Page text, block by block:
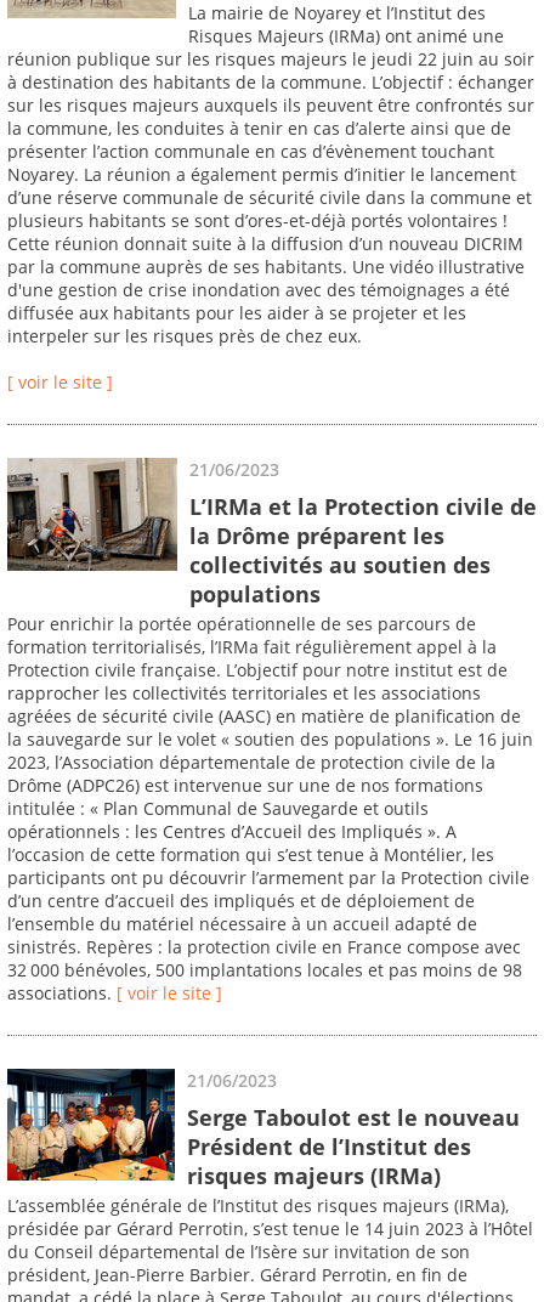
La mairie de Noyarey et l’Institut des
Risques Majeurs (IRMa) ont animé une
réunion publique sur les risques majeurs le jeudi 22 juin au soir
à destination des habitants de la commune. L’objectif : échanger
sur les risques majeurs auxquels ils peuvent être confrontés sur
la commune, les conduites à tenir en cas d’alerte ainsi que de
présenter l’action communale en cas d’évènement touchant
Noyarey. La réunion a également permis d’initier le lancement
d’une réserve communale de sécurité civile dans la commune et
plusieurs habitants se sont d’ores-et-déjà portés volontaires !
Cette réunion donnait suite à la diffusion d’un nouveau DICRIM
par la commune auprès de ses habitants. Une vidéo illustrative
d'une gestion de crise inondation avec des témoignages a été
diffusée aux habitants pour les aider à se projeter et les
interpeler sur les risques près de chez eux.
[ voir le site ]
21/06/2023
L’IRMa et la Protection civile de
la Drôme préparent les
collectivités au soutien des
populations
Pour enrichir la portée opérationnelle de ses parcours de
formation territorialisés, l’IRMa fait régulièrement appel à la
Protection civile française. L’objectif pour notre institut est de
rapprocher les collectivités territoriales et les associations
agréées de sécurité civile (AASC) en matière de planification de
la sauvegarde sur le volet « soutien des populations ». Le 16 juin
2023, l’Association départementale de protection civile de la
Drôme (ADPC26) est intervenue sur une de nos formations
intitulée : « Plan Communal de Sauvegarde et outils
opérationnels : les Centres d’Accueil des Impliqués ». A
l’occasion de cette formation qui s’est tenue à Montélier, les
participants ont pu découvrir l’armement par la Protection civile
d’un centre d’accueil des impliqués et de déploiement de
l’ensemble du matériel nécessaire à un accueil adapté de
sinistrés. Repères : la protection civile en France compose avec
32 000 bénévoles, 500 implantations locales et pas moins de 98
associations. [ voir le site ]
21/06/2023
Serge Taboulot est le nouveau
Président de l’Institut des
risques majeurs (IRMa)
L’assemblée générale de l’Institut des risques majeurs (IRMa),
présidée par Gérard Perrotin, s’est tenue le 14 juin 2023 à l’Hôtel
du Conseil départemental de l’Isère sur invitation de son
président, Jean-Pierre Barbier. Gérard Perrotin, en fin de